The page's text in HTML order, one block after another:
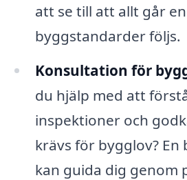
att se till att allt går
byggstandarder följs.
Konsultation för
du hjälp med att
inspektioner och
krävs för bygglov? En
kan guida dig genom